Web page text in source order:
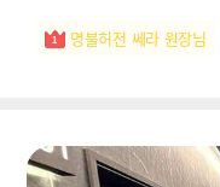
명불허전 쎄라 원장님